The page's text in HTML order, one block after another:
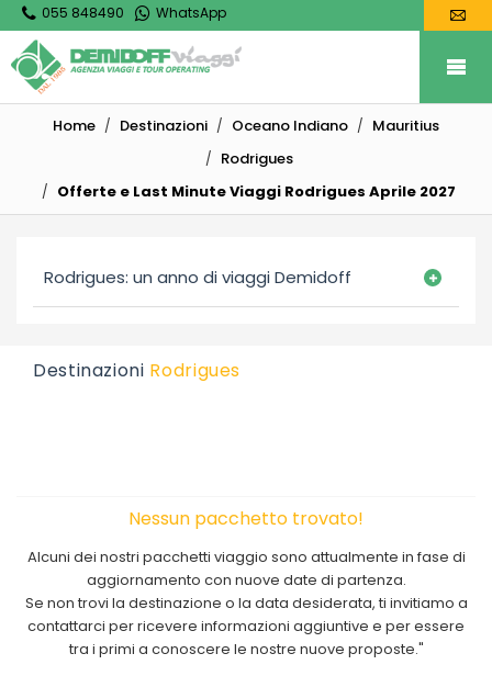
055 848490 WhatsApp
Home Destinazioni Oceano Indiano
Mauritius
Rodrigues
Offerte e Last Minute Viaggi Rodrigues Aprile 2027
Rodrigues: un anno di viaggi Demidoff
Destinazioni Rodrigues
Nessun pacchetto trovato!
Alcuni dei nostri pacchetti viaggio sono attualmente in fase di
aggiornamento con nuove date di partenza.
Se non trovi la destinazione o la data desiderata, ti invitiamo a
contattarci per ricevere informazioni aggiuntive e per essere
tra i primi a conoscere le nostre nuove proposte."